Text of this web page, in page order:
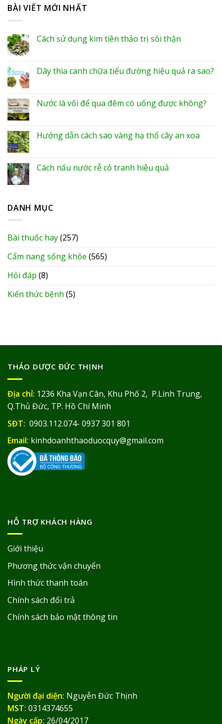
BÀI VIẾT MỚI NHẤT
Cách sử dụng kim tiền thảo trị sỏi thận
Dây thìa canh chữa tiểu đường hiệu quả ra sao?
Nước lá vối để qua đêm có uống được không?
Hướng dẫn cách sao vàng hạ thổ cây an xoa
Cách nấu nước rễ cỏ tranh hiệu quả
DANH MỤC
Bài thuốc hay(257)
Cẩm nang sống khỏe (565)
Hỏi đáp (8)
Kiến thức bệnh (5)
THẢO DƯỢC ĐỨC THỊNH
Địa chỉ: 1236 Kha Vạn Cân, Khu Phố 2, P.Linh Trung,
Q.Thủ Đức, TP. Hồ Chí Minh
SĐT: 0903.112.074- 0937 301 801
Email: kinhdoanhthaoduocquy@gmail.com
HỖ TRỢ KHÁCH HÀNG
Giới thiệu
Phương thức vận chuyển
Hình thức thanh toán
Chính sách đổi trả
Chính sách bảo mật thông tin
PHÁP LÝ
Người đại diện: Nguyễn Đức Thịnh
MST: 0314374655
Ngày cấp: 26/04/2017